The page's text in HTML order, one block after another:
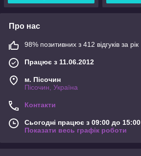
Про нас
98% позитивних з 412 відгуків за рік
Працює з 11.06.2012
м. Пісочин
Пісочин, Україна
Контакти
Сьогодні працює з 09:00 до 15:00
Показати весь графік роботи